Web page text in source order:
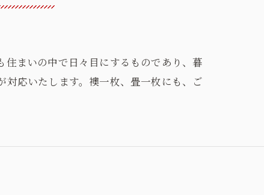
まいの中で日々目にするものであり、暮
応いたします。襖一枚、畳一枚にも、ご